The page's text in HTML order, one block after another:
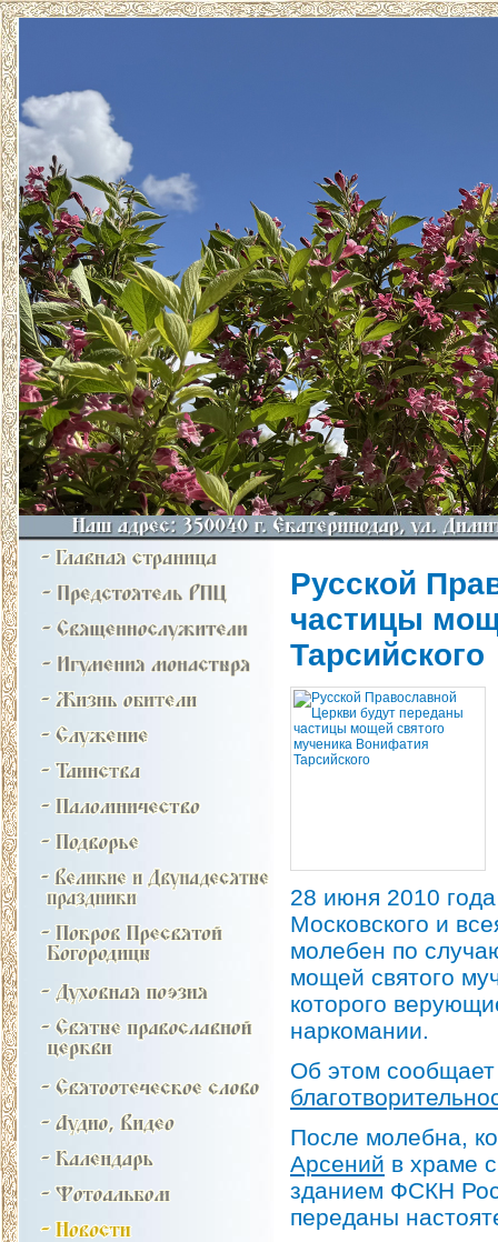
Русской
частицы
Тарсийского
28 июня 2010
Московского и
молебен по
мощей святого
которого
наркомании.
Об этом
После молебна,
Арсений в храме
зданием ФСКН
переданы